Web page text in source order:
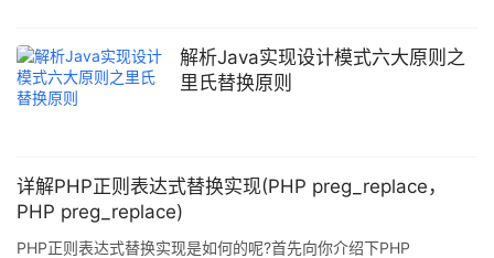
解析Java实现设计模式六大原则之
里氏替换原则
详解PHP正则表达式替换实现(PHP preg_replace，
PHP preg_replace)
PHP正则表达式替换实现是如何的呢?首先向你介绍下PHP